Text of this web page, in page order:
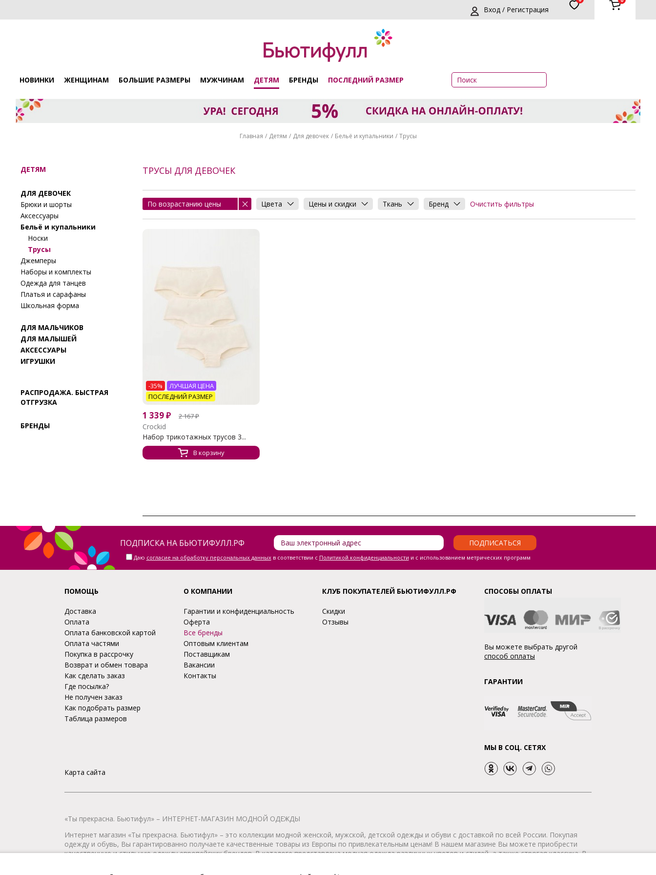
Вход / Регистрация
НОВИНКИ ЖЕНЩИНАМ БОЛЬШИЕ РАЗМЕРЫ МУЖЧИНАМ ДЕТЯМ БРЕНДЫ ПОСЛЕДНИЙ РАЗМЕР
Главная Детям Для девочек Бельё и купальники Трусы
ДЕТЯМ
ДЛЯ ДЕВОЧЕК
Брюки и шорты
Аксессуары
Бельё и купальники
Носки
Трусы
Джемперы
Наборы и комплекты
Одежда для танцев
Платья и сарафаны
Школьная форма
ДЛЯ МАЛЬЧИКОВ
ДЛЯ МАЛЫШЕЙ
АКСЕССУАРЫ
ИГРУШКИ
РАСПРОДАЖА. БЫСТРАЯ
ОТГРУЗКА
БРЕНДЫ
ТРУСЫ ДЛЯ ДЕВОЧЕК
По возрастанию цены Цвета Цены и скидки Ткань Бренд Очистить фильтры
-35%
ЛУЧШАЯ ЦЕНА
ПОСЛЕДНИЙ РАЗМЕР
1 339₽ 2 167₽
Crockid
Набор трикотажных трусов 3...
В корзину
ПОДПИСКА НА БЬЮТИФУЛЛ.РФ ПОДПИСАТЬСЯ
Даю согласие на обработку персональных данныхв соответствии с Политикой конфиденциальности и с использованием метрических программ
ПОМОЩЬ
Доставка
Оплата
Оплата банковской картой
Оплата частями
Покупка в рассрочку
Возврат и обмен товара
Как сделать заказ
Где посылка?
Не получен заказ
Как подобрать размер
Таблица размеров
Карта сайта
О КОМПАНИИ
Гарантии и конфиденциальность
Оферта
Все бренды
Оптовым клиентам
Поставщикам
Вакансии
Контакты
КЛУБ ПОКУПАТЕЛЕЙ БЬЮТИФУЛЛ.РФ
Скидки
Отзывы
СПОСОБЫ ОПЛАТЫ
Вы можете выбрать другой
способ оплаты
ГАРАНТИИ
МЫ В СОЦ. СЕТЯХ
«Ты прекрасна. Бьютифул» – ИНТЕРНЕТ-МАГАЗИН МОДНОЙ ОДЕЖДЫ
Интернет магазин «Ты прекрасна. Бьютифул» – это коллекции модной женской, мужской, детской одежды и обуви с доставкой по всей России. Покупая
одежду и обувь, Вы гарантированно получаете качественные товары из Европы по привлекательным ценам! В нашем магазине Вы можете приобрести
качественную и стильную одежду европейских брендов. В каталоге представлена модная одежда различных цветов и стилей, а также строгая классика. В